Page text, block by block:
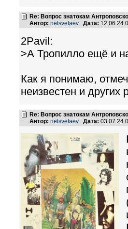
Re: Вопрос знатокам
Автор: netsvetaev Дата: 12.06.24
2Pavil:
>А Тропилло ещё и
Как я понимаю,
неизвестен и других
Re: Вопрос знатокам
Автор: netsvetaev Дата: 03.07.24